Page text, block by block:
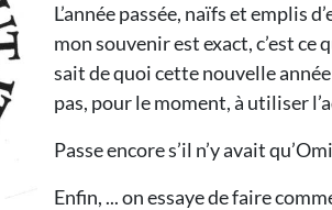
L’année passée, naïfs et emplis
mon souvenir est exact, c’est
sait de quoi cette nouvelle
pas, pour le moment, à utiliser
Passe encore s’il n’y avait
Enfin, ... on essaye de faire